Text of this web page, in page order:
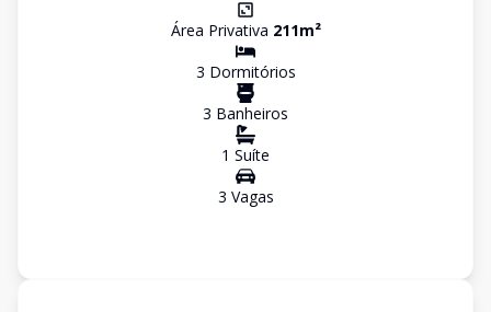
Área Privativa 211m²
3 Dormitórios
3 Banheiros
1 Suíte
3 Vagas